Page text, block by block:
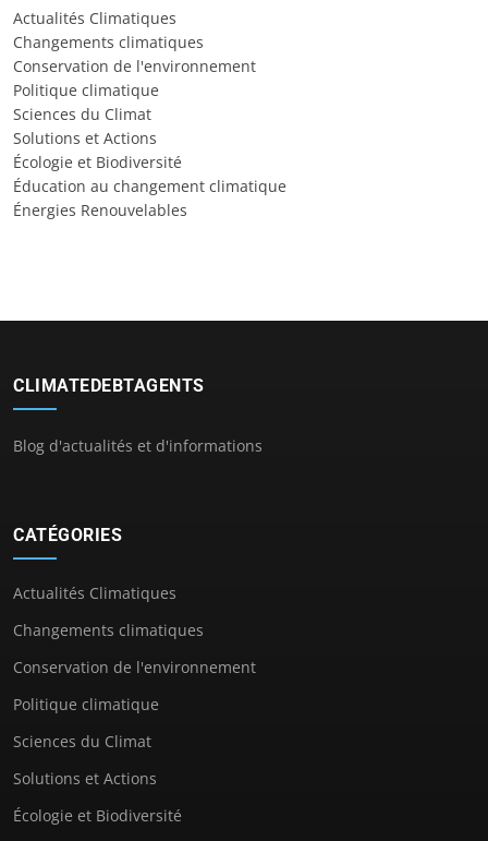
Actualités Climatiques
Changements climatiques
Conservation de l'environnement
Politique climatique
Sciences du Climat
Solutions et Actions
Écologie et Biodiversité
Éducation au changement climatique
Énergies Renouvelables
CLIMATEDEBTAGENTS
Blog d'actualités et d'informations
CATÉGORIES
Actualités Climatiques
Changements climatiques
Conservation de l'environnement
Politique climatique
Sciences du Climat
Solutions et Actions
Écologie et Biodiversité